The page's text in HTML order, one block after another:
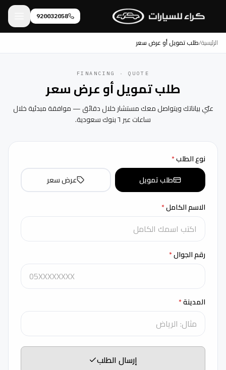
920032058
الرئيسية/طلب تمويل أو عرض سعر
FINANCING · QUOTE
طلب تمويل أو عرض سعر
عبّي بياناتك ويتواصل معك مستشار خلال دقائق — موافقة مبدئية خلال
ساعات عبر ٦ بنوك سعودية.
نوع الطلب*
طلب تمويل
عرض سعر
الاسم الكامل*
رقم الجوال*
المدينة*
إرسال الطلب